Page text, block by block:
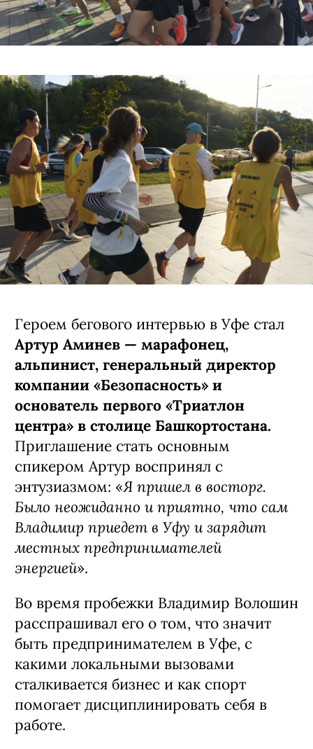
Героем бегового интервью в Уфе стал
Артур Аминев — марафонец,
альпинист, генеральный директор
компании «Безопасность» и
основатель первого «Триатлон
центра» в столице Башкортостана.
Приглашение стать основным
спикером Артур воспринял с
энтузиазмом: «Я пришел в восторг.
Было неожиданно и приятно, что сам
Владимир приедет в Уфу и зарядит
местных предпринимателей
энергией».
Во время пробежки Владимир Волошин
расспрашивал его о том, что значит
быть предпринимателем в Уфе, с
какими локальными вызовами
сталкивается бизнес и как спорт
помогает дисциплинировать себя в
работе.